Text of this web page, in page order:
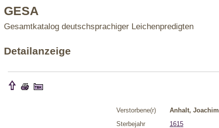
GESA
Gesamtkatalog deutschsprachiger Leichenpredigten
Detailanzeige
Verstorbene(r)
Anhalt,
Sterbejahr
1615